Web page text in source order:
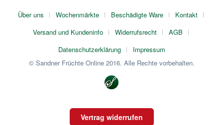
Über uns Wochenmärkte Beschädigte Ware
Kontakt
Versand und Kundeninfo
Widerrufsrecht
AGB
Datenschutzerklärung
Impressum
© Sandner Früchte Online 2016. Alle Rechte vorbehalten.
Vertrag widerrufen